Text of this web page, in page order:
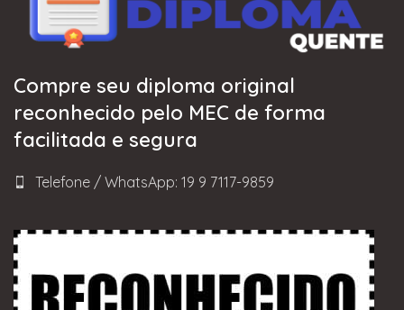
Compre seu diploma original
reconhecido pelo MEC de forma
facilitada e segura
Telefone / WhatsApp: 19 9 7117-9859